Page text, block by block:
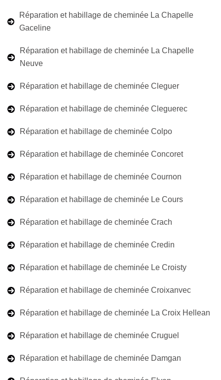
Réparation et habillage de cheminée La Chapelle
Gaceline
Réparation et habillage de cheminée La Chapelle
Neuve
Réparation et habillage de cheminée Cleguer
Réparation et habillage de cheminée Cleguerec
Réparation et habillage de cheminée Colpo
Réparation et habillage de cheminée Concoret
Réparation et habillage de cheminée Cournon
Réparation et habillage de cheminée Le Cours
Réparation et habillage de cheminée Crach
Réparation et habillage de cheminée Credin
Réparation et habillage de cheminée Le Croisty
Réparation et habillage de cheminée Croixanvec
Réparation et habillage de cheminée La Croix Hellean
Réparation et habillage de cheminée Cruguel
Réparation et habillage de cheminée Damgan